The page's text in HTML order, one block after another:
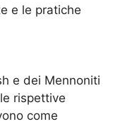
e le pratiche
e dei Mennoniti
rispettive
come